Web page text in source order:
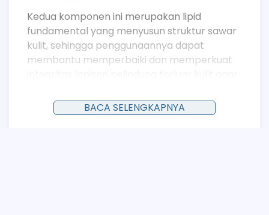
Kedua komponen ini merupakan lipid
fundamental yang menyusun struktur sawar
kulit, sehingga penggunaannya dapat
membantu memperbaiki dan memperkuat
Menghaluskan Tekstur Kulit yang Kasar
BACA SELENGKAPNYA